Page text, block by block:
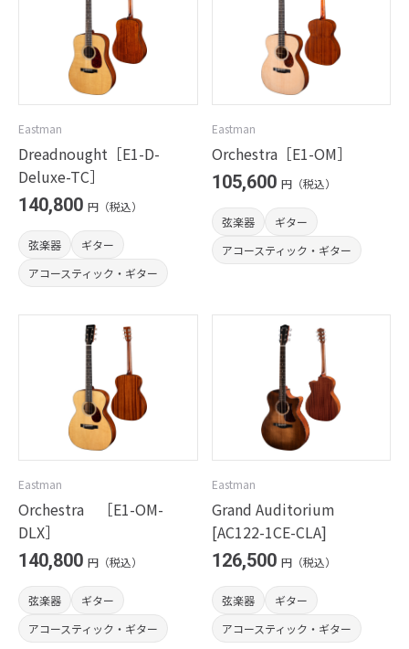
Eastman
Dreadnought［E1-D-
Deluxe-TC］
140,800 円（税込）
弦楽器
ギター
アコースティック・ギター
Eastman
Orchestra［E1-OM］
105,600 円（税込）
弦楽器
ギター
アコースティック・ギター
Eastman
Orchestra ［E1-OM-
DLX］
140,800 円（税込）
弦楽器
ギター
アコースティック・ギター
Eastman
Grand Auditorium
[AC122-1CE-CLA]
126,500 円（税込）
弦楽器
ギター
アコースティック・ギター